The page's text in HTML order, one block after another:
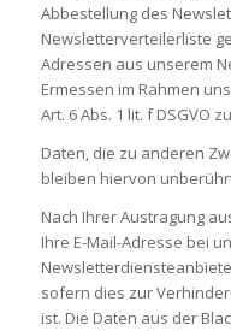
Abbestellung des
Newsletterverteilerliste
Adressen aus unserem
Ermessen im Rahmen
Art. 6 Abs. 1 lit. f DSGVO
Daten, die zu anderen
bleiben hiervon
Nach Ihrer Austragung
Ihre E-Mail-Adresse bei
sofern dies zur
ist. Die Daten aus der